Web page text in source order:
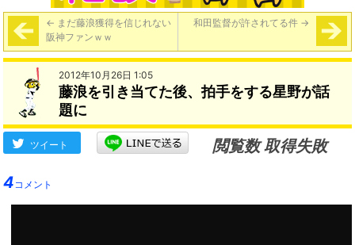
← まだ藤浪獲得を信じれない
阪神ファンｗｗ
和田監督が許されてる件 →
2012年10月26日 1:05
藤浪を引き当てた後、拍手をする星野が話
題に
ツイート
閲覧数 取得失敗
4コメント